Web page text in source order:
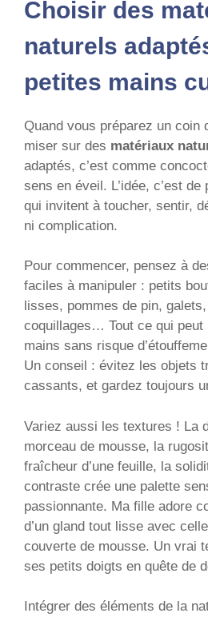
Choisir des
naturels
petites mains
Quand vous préparez un coin
miser sur des matériaux
adaptés, c’est comme
sens en éveil. L’idée, c’est
qui invitent à toucher, sentir,
ni complication.
Pour commencer, pensez à
faciles à manipuler : petits
lisses, pommes de pin,
coquillages… Tout ce qui peut
mains sans risque
Un conseil : évitez les objets
cassants, et gardez toujours
Variez aussi les textures ! La
morceau de mousse, la
fraîcheur d’une feuille, la
contraste crée une palette
passionnante. Ma fille adore
d’un gland tout lisse avec
couverte de mousse. Un vrai
ses petits doigts en quête de
Intégrer des éléments de la